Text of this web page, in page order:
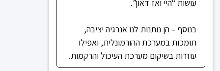
עושות “היי ואז דאון”.
בנוסף – הן נותנות לנו אנרגיה יציבה,
תומכות במערכת ההורמונלית, ואפילו
עוזרות בשיקום מערכת העיכול והרקמות.